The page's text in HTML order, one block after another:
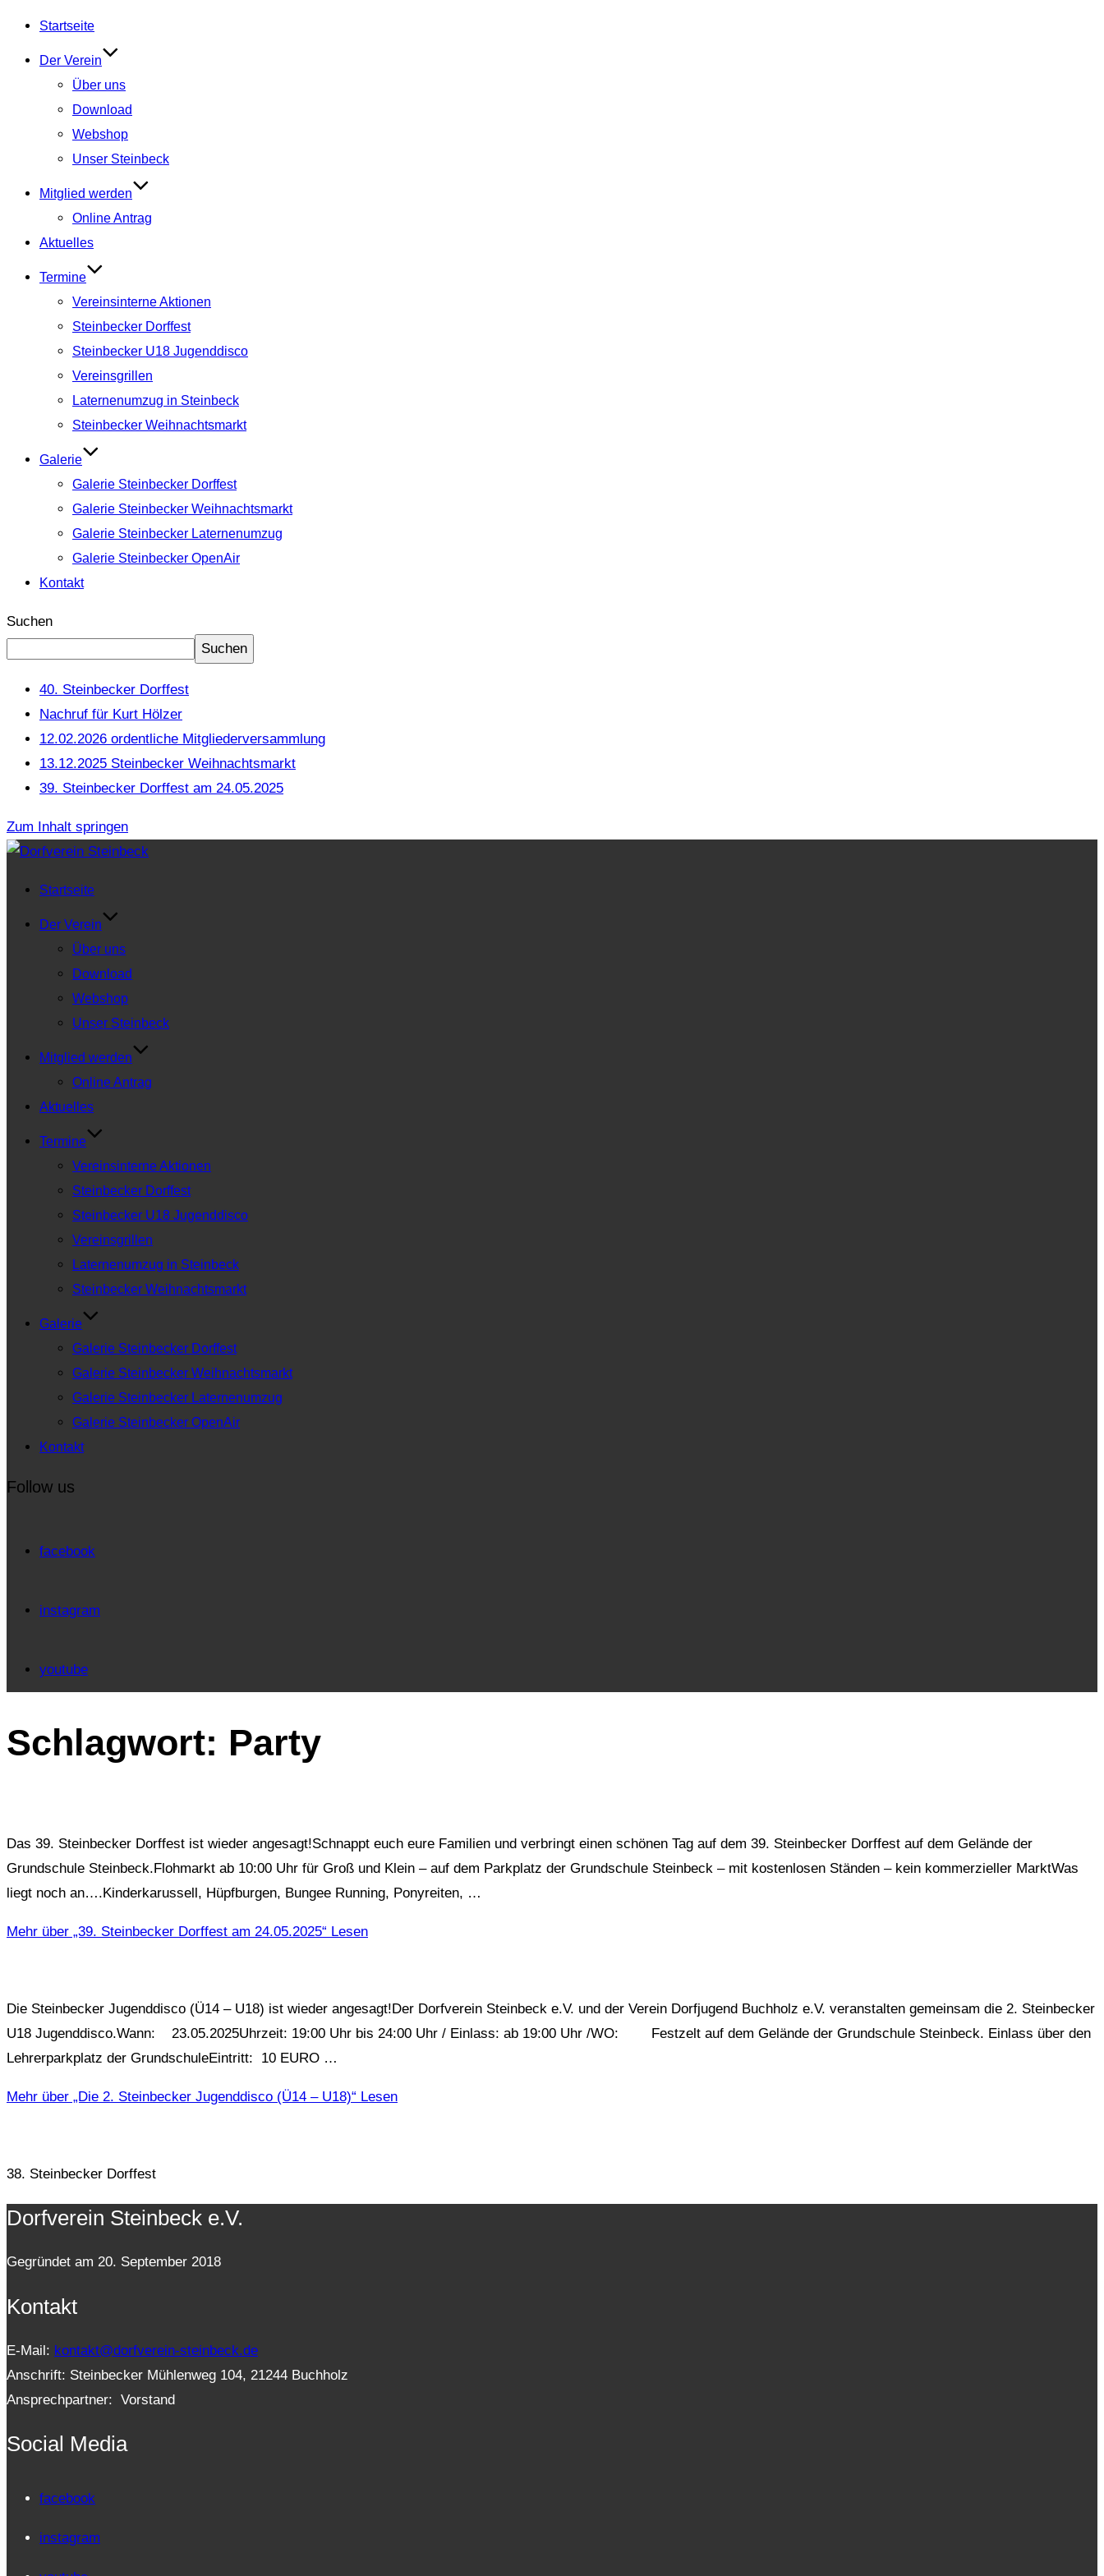
Startseite
Der Verein
Über uns
Download
Webshop
Unser Steinbeck
Mitglied werden
Online Antrag
Aktuelles
Termine
Vereinsinterne Aktionen
Steinbecker Dorffest
Steinbecker U18 Jugenddisco
Vereinsgrillen
Laternenumzug in Steinbeck
Steinbecker Weihnachtsmarkt
Galerie
Galerie Steinbecker Dorffest
Galerie Steinbecker Weihnachtsmarkt
Galerie Steinbecker Laternenumzug
Galerie Steinbecker OpenAir
Kontakt
Suchen
Suchen
40. Steinbecker Dorffest
Nachruf für Kurt Hölzer
12.02.2026 ordentliche Mitgliederversammlung
13.12.2025 Steinbecker Weihnachtsmarkt
39. Steinbecker Dorffest am 24.05.2025
Zum Inhalt springen
Startseite
Der Verein
Über uns
Download
Webshop
Unser Steinbeck
Mitglied werden
Online Antrag
Aktuelles
Termine
Vereinsinterne Aktionen
Steinbecker Dorffest
Steinbecker U18 Jugenddisco
Vereinsgrillen
Laternenumzug in Steinbeck
Steinbecker Weihnachtsmarkt
Galerie
Galerie Steinbecker Dorffest
Galerie Steinbecker Weihnachtsmarkt
Galerie Steinbecker Laternenumzug
Galerie Steinbecker OpenAir
Kontakt
Follow us
facebook
instagram
youtube
Schlagwort: Party
Das 39. Steinbecker Dorffest ist wieder angesagt!Schnappt euch eure Familien und verbringt einen schönen Tag auf dem 39. Steinbecker Dorffest auf dem Gelände der
Grundschule Steinbeck.Flohmarkt ab 10:00 Uhr für Groß und Klein – auf dem Parkplatz der Grundschule Steinbeck – mit kostenlosen Ständen – kein kommerzieller MarktWas
liegt noch an….Kinderkarussell, Hüpfburgen, Bungee Running, Ponyreiten, …
Mehr über „39. Steinbecker Dorffest am 24.05.2025“ Lesen
Die Steinbecker Jugenddisco (Ü14 – U18) ist wieder angesagt!Der Dorfverein Steinbeck e.V. und der Verein Dorfjugend Buchholz e.V. veranstalten gemeinsam die 2. Steinbecker
U18 Jugenddisco.Wann: 23.05.2025Uhrzeit: 19:00 Uhr bis 24:00 Uhr / Einlass: ab 19:00 Uhr /WO: Festzelt auf dem Gelände der Grundschule Steinbeck. Einlass über den
Lehrerparkplatz der GrundschuleEintritt: 10 EURO …
Mehr über „Die 2. Steinbecker Jugenddisco (Ü14 – U18)“ Lesen
38. Steinbecker Dorffest
Dorfverein Steinbeck e.V.
Gegründet am 20. September 2018
Kontakt
E-Mail: kontakt@dorfverein-steinbeck.de
Anschrift: Steinbecker Mühlenweg 104, 21244 Buchholz
Ansprechpartner: Vorstand
Social Media
facebook
instagram